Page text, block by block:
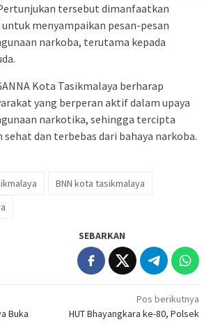
tersebut dimanfaatkan
menyampaikan pesan-pesan
narkoba, terutama kepada
Kota Tasikmalaya berharap
yang berperan aktif dalam upaya
narkotika, sehingga tercipta
dan terbebas dari bahaya narkoba.
BNN kota tasikmalaya
SEBARKAN
Buka
Pos berikutnya
HUT Bhayangkara ke-80, Polsek